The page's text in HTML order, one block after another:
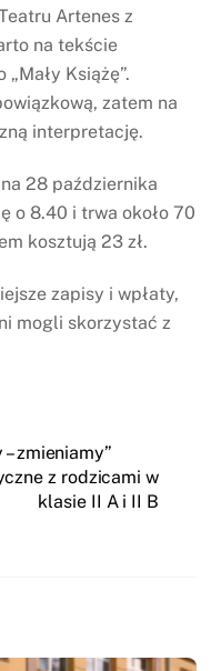
Artenes z
na tekście
Książę”.
zatem na
interpretację.
28 października
o 8.40 i trwa około 70
kosztują 23 zł.
zapisy i wpłaty,
mogli skorzystać z
zmieniamy”
z rodzicami w
klasie II A i II B